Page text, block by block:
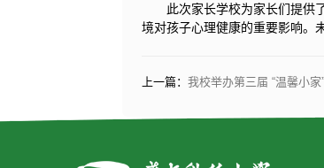
此次家长学校为家长们提供
境对孩子心理健康的重要影响。
上一篇：我校举办第三届 “温馨小